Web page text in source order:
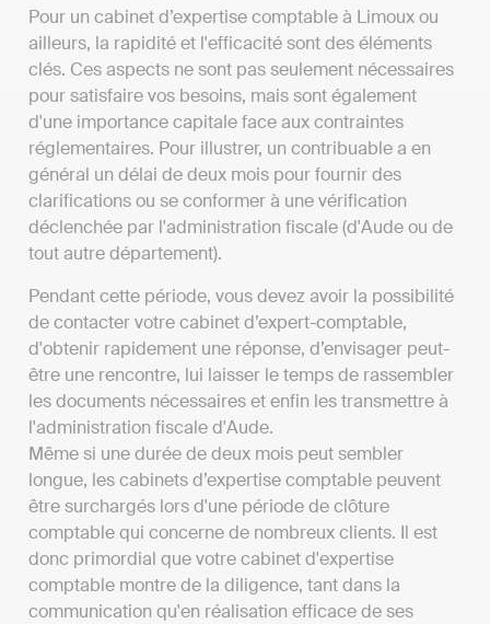
Pour un cabinet d’expertise comptable à Limoux ou
ailleurs, la rapidité et l'efficacité sont des éléments
clés. Ces aspects ne sont pas seulement nécessaires
pour satisfaire vos besoins, mais sont également
d'une importance capitale face aux contraintes
réglementaires. Pour illustrer, un contribuable a en
général un délai de deux mois pour fournir des
clarifications ou se conformer à une vérification
déclenchée par l'administration fiscale (d'Aude ou de
tout autre département).
Pendant cette période, vous devez avoir la possibilité
de contacter votre cabinet d’expert-comptable,
d'obtenir rapidement une réponse, d’envisager peut-
être une rencontre, lui laisser le temps de rassembler
les documents nécessaires et enfin les transmettre à
l'administration fiscale d'Aude.
Même si une durée de deux mois peut sembler
longue, les cabinets d’expertise comptable peuvent
être surchargés lors d'une période de clôture
comptable qui concerne de nombreux clients. Il est
donc primordial que votre cabinet d'expertise
comptable montre de la diligence, tant dans la
communication qu'en réalisation efficace de ses